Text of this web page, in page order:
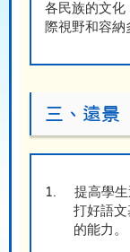
各民族的文化
際視野和容納
三、遠景
1.
提高學
打好語
的能力。